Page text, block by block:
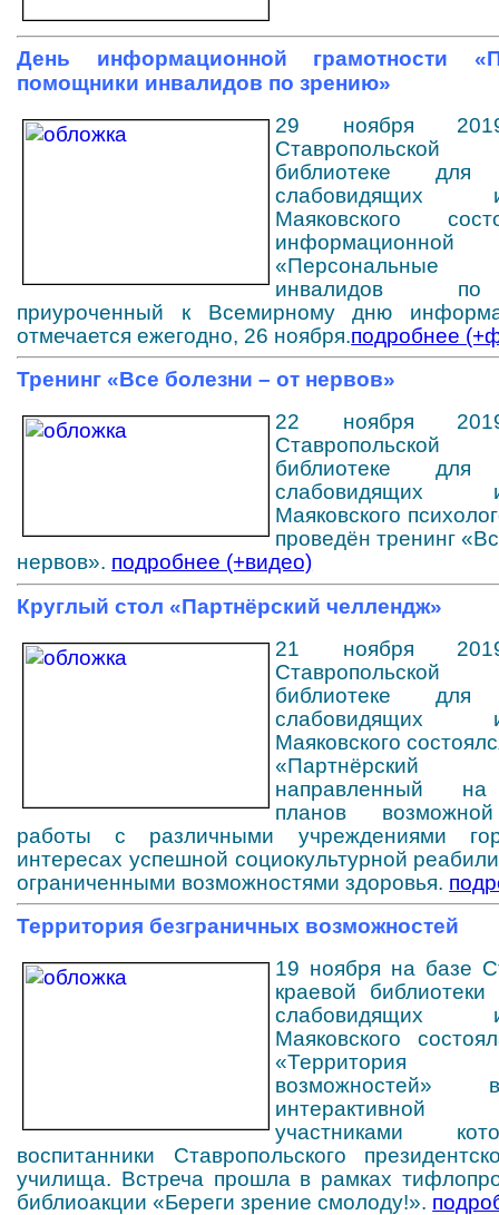
День информационной грамотности
помощники инвалидов по зрению»
29 ноября
библиотеке
Маяковского
информационной
«Персональные
инвалидов
приуроченный к Всемирному дню
отмечается ежегодно, 26 ноября.подробнее
Тренинг «Все болезни – от нервов»
22 ноября
библиотеке
Маяковского
проведён тренинг
нервов». подробнее (+видео)
Круглый стол «Партнёрский челлендж»
21 ноября
библиотеке
Маяковского
«Партнёрский
направленный на
планов
работыс различными учреждениями
интересах успешной социокультурной
ограниченными возможностями здоровья.
Территория безграничных возможностей
19 ноября на базе
краевой
Маяковского
«Территория
участниками
воспитанники Ставропольского
училища. Встреча прошла в рамках
библиоакции «Береги зрение смолоду!».